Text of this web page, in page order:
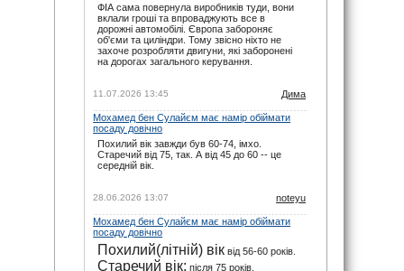
ФІА сама повернула виробників туди, вони
вклали гроші та впроваджують все в
дорожні автомобілі. Європа забороняє
об'єми та циліндри. Тому звісно ніхто не
захоче розробляти двигуни, які заборонені
на дорогах загального керування.
11.07.2026 13:45 Дима
Мохамед бен Сулайєм має намір обіймати
посаду довічно
Похилий вік завжди був 60-74, імхо.
Старечий від 75, так. А від 45 до 60 -- це
середній вік.
28.06.2026 13:07 noteyu
Мохамед бен Сулайєм має намір обіймати
посаду довічно
Похилий(літній) вік від 56-60 років.
Старечий вік: після 75 років.